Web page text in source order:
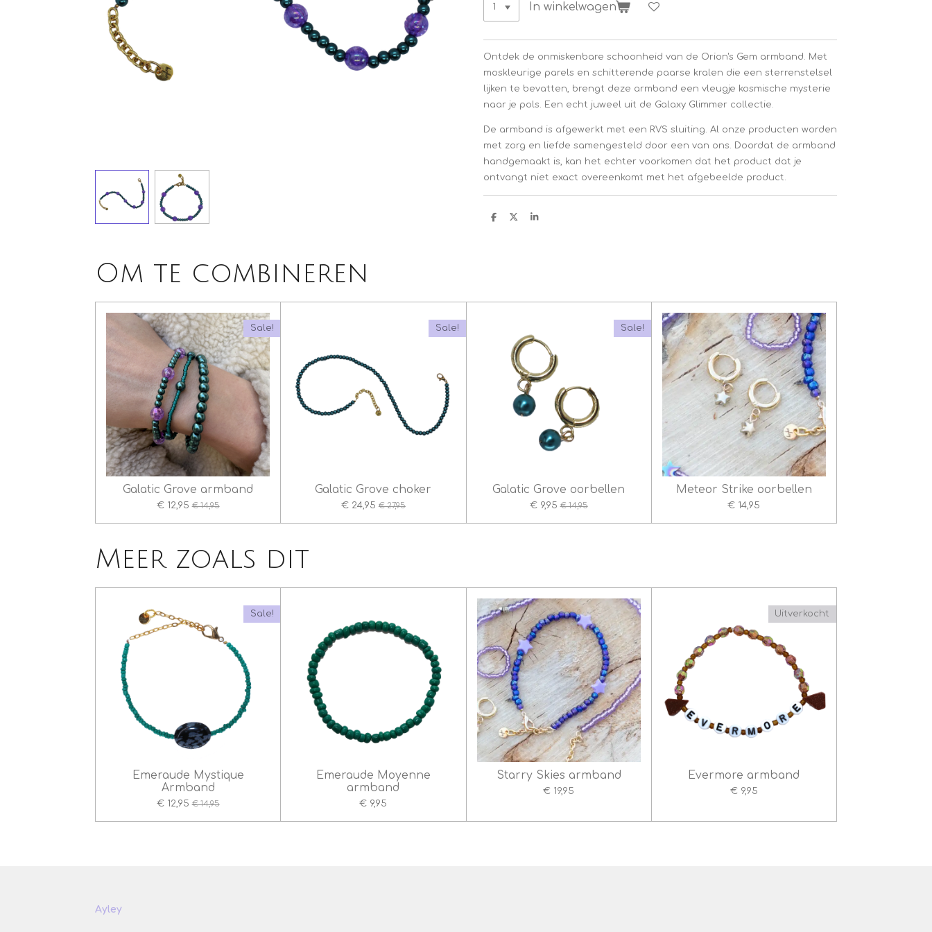
In winkelwagen
Ontdek de onmiskenbare schoonheid van de Orion's Gem armband. Met
moskleurige parels en schitterende paarse kralen die een sterrenstelsel
lijken te bevatten, brengt deze armband een vleugje kosmische mysterie
naar je pols. Een echt juweel uit de Galaxy Glimmer collectie.
De armband is afgewerkt met een RVS sluiting. Al onze producten worden
met zorg en liefde samengesteld door een van ons. Doordat de armband
handgemaakt is, kan het echter voorkomen dat het product dat je
ontvangt niet exact overeenkomt met het afgebeelde product.
D
D
S
Om te combineren
Sale!
Galatic Grove armband
€ 12,95 € 14,95
Sale!
Galatic Grove choker
€ 24,95 € 27,95
Sale!
Galatic Grove oorbellen
€ 9,95 € 14,95
Meteor Strike oorbellen
€ 14,95
Meer zoals dit
Sale!
Emeraude Mystique
Armband
€ 12,95 € 14,95
Emeraude Moyenne
armband
€ 9,95
Starry Skies armband
€ 19,95
Uitverkocht
Evermore armband
€ 9,95
Ayley